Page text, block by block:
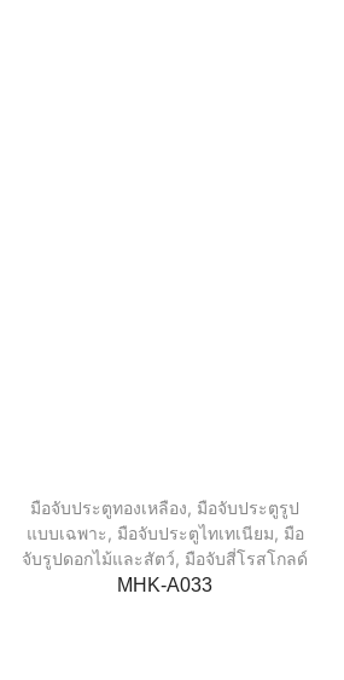
มือจับประตูทองเหลือง, มือจับประตูรูป
แบบเฉพาะ , มือจับประตูไทเทเนียม, มือ
จับรูปดอกไม้และสัตว์, มือจับสี่โรสโกลด์
MHK-A033